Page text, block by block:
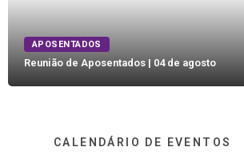
APOSENTADOS
Reunião de Aposentados | 04 de agosto
CALENDÁRIO DE EVENTOS